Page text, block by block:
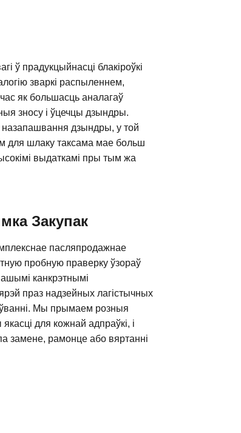
ў прадукцыйнасці блакіроўкі
зваркі распыленнем,
як большасць аналагаў
зносу і ўцечцы дзындры.
назапашвання дзындры, у той
для шлаку таксама мае больш
выдаткамі пры тым жа
Закупак
пасляпродажнае
пробную праверку ўзораў
канкрэтнымі
праз надзейных лагістычных
Мы прымаем розныя
для кожнай адпраўкі, і
замене, рамонце або вяртанні